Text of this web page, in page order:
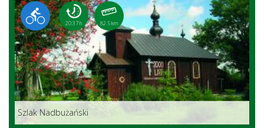
20:37 h 82.5 km
Szlak Nadbużański